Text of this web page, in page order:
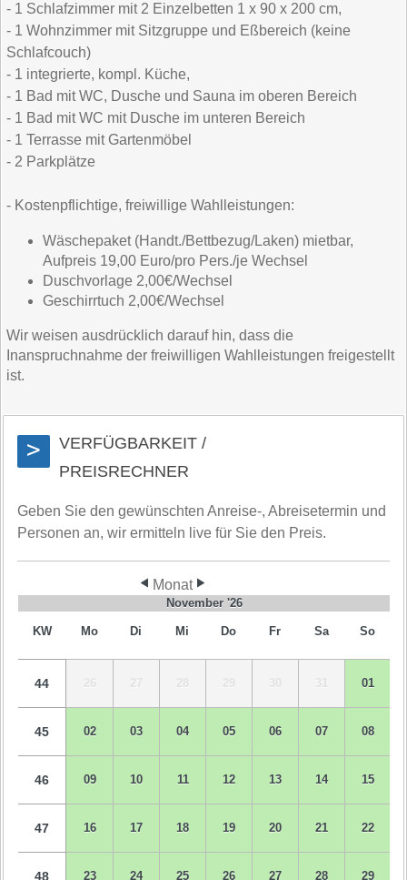
- 1 Schlafzimmer mit 2 Einzelbetten 1 x 90 x 200 cm,
- 1 Wohnzimmer mit Sitzgruppe und Eßbereich (keine
Schlafcouch)
- 1 integrierte, kompl. Küche,
- 1 Bad mit WC, Dusche und Sauna im oberen Bereich
- 1 Bad mit WC mit Dusche im unteren Bereich
- 1 Terrasse mit Gartenmöbel
- 2 Parkplätze
- Kostenpflichtige, freiwillige Wahlleistungen:
Wäschepaket (Handt./Bettbezug/Laken) mietbar,
Aufpreis 19,00 Euro/pro Pers./je Wechsel
Duschvorlage 2,00€/Wechsel
Geschirrtuch 2,00€/Wechsel
Wir weisen ausdrücklich darauf hin, dass die
Inanspruchnahme der freiwilligen Wahlleistungen freigestellt
ist.
>
VERFÜGBARKEIT /
PREISRECHNER
Geben Sie den gewünschten Anreise-, Abreisetermin und
Personen an, wir ermitteln live für Sie den Preis.
Monat
November '26
KW Mo Di Mi Do Fr Sa So
44 26 27 28 29 30 31 01
45 02 03 04 05 06 07 08
46 09 10 11 12 13 14 15
47 16 17 18 19 20 21 22
48 23 24 25 26 27 28 29